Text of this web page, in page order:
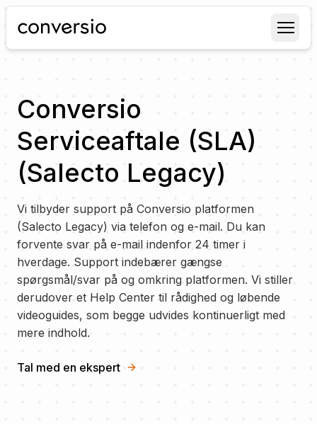
Conversio
Conversio
Serviceaftale (SLA)
(Salecto Legacy)
Vi tilbyder support på Conversio platformen
(Salecto Legacy) via telefon og e-mail. Du kan
forvente svar på e-mail indenfor 24 timer i
hverdage. Support indebærer gængse
spørgsmål/svar på og omkring platformen. Vi stiller
derudover et Help Center til rådighed og løbende
videoguides, som begge udvides kontinuerligt med
mere indhold.
Tal med en ekspert